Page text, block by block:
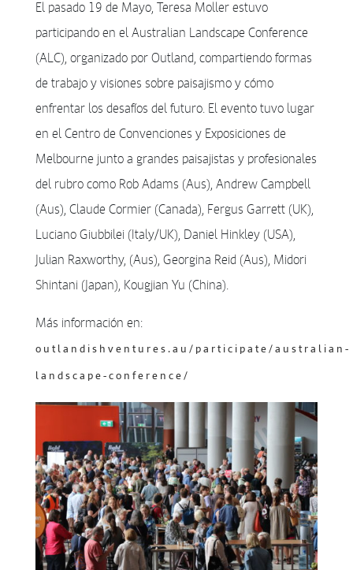
El pasado 19 de Mayo, Teresa Moller estuvo
participando en el Australian Landscape Conference
(ALC), organizado por Outland, compartiendo formas
de trabajo y visiones sobre paisajismo y cómo
enfrentar los desafíos del futuro. El evento tuvo lugar
en el Centro de Convenciones y Exposiciones de
Melbourne junto a grandes paisajistas y profesionales
del rubro como Rob Adams (Aus), Andrew Campbell
(Aus), Claude Cormier (Canada), Fergus Garrett (UK),
Luciano Giubbilei (Italy/UK), Daniel Hinkley (USA),
Julian Raxworthy, (Aus), Georgina Reid (Aus), Midori
Shintani (Japan), Kougjian Yu (China).
Más información en:
outlandishventures.au/participate/australian-
landscape-conference/